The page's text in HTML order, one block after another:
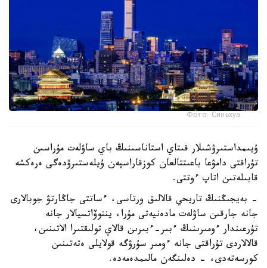
Фото: Синьхуа
ۇيىمداستىرۋشىلار قىتاي استاناسىنىڭ باي ساۋلەت مۇراسىن
تۇراقتى دامۋعا باعىتتالعان كوزقاراسپەن ۇيلەستىرۋدەگى ەرەكشە
قابىلەتىن اتاپ ءوتتى.
- بەيجىڭنىڭ تاريحي قالالىق ورتاسى، ءساتتى جاڭارتۋ جوبالارى
جانە جارقىن ساۋلەت مادەنيەتى مۇرا، يننوۆاتسيالار جانە
تۇرعىندار ءومىرىنىڭ ءبىر-ءبىرىن قالاي تولىقتىرا الاتىنىن،
قالالاردى تۇراقتى جانە ءومىر سۇرۋگە قولايلى ەتەتىنىن
كورسەتەدى، - دەلىنگەن مالىمدەمەدە.